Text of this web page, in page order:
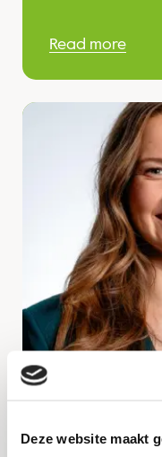
Deze website maakt
Read more